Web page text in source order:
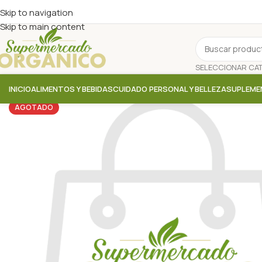
Skip to navigation
Skip to main content
INICIOALIMENTOS Y BEBIDASCUIDADO PERSONAL Y BELLEZA
AGOTADO